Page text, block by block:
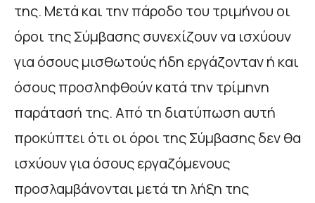
της. Μετά και την πάροδο του τριμήνου οι
όροι της Σύμβασης συνεχίζουν να ισχύουν
για όσους μισθωτούς ήδη εργάζονταν ή και
όσους προσληφθούν κατά την τρίμηνη
παράτασή της. Από τη διατύπωση αυτή
προκύπτει ότι οι όροι της Σύμβασης δεν θα
ισχύουν για όσους εργαζόμενους
προσλαμβάνονται μετά τη λήξη της